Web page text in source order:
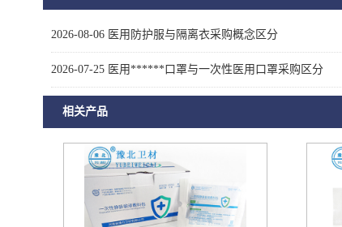
2026-08-06 医用防护服与隔离衣采购概念区分
2026-07-25 医用******口罩与一次性医用口罩采购区分
相关产品